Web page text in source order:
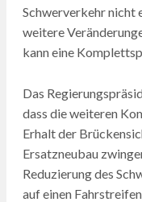
Schwerverkehr nicht
weitere
kann eine
Das
dass die weiteren
Erhalt der
Ersatzneubau
Reduzierung des
auf einen